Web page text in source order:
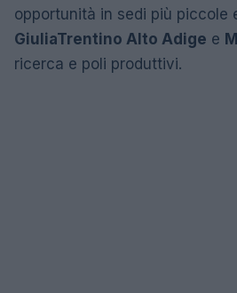
opportunità in sedi più
GiuliaTrentino Alto Adige e
ricerca e poli produttivi.